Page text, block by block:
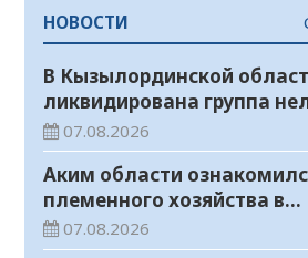
НОВОСТИ
В Кызылординской
ликвидирована группа
добытчиков золота
07.08.2026
Аким области
племенного хозяйства в
Жанакорганском районе
07.08.2026